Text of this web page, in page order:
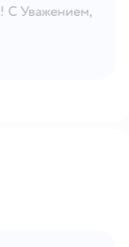
С Уважением,